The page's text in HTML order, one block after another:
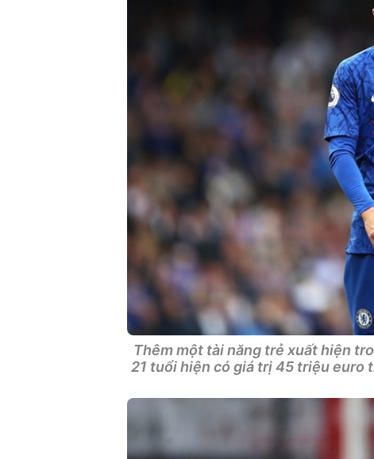
Thêm một tài năng trẻ xuất hiện
21 tuổi hiện có giá trị 45 triệu euro